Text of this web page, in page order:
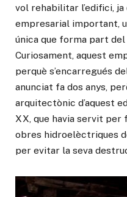
vol rehabilitar l’edifici,
empresarial important,
única que forma part
Curiosament, aquest
perquè s’encarregués
anunciat fa dos anys,
arquitectònic d’aquest
XX, que havia servit
obres hidroelèctriques
per evitar la seva